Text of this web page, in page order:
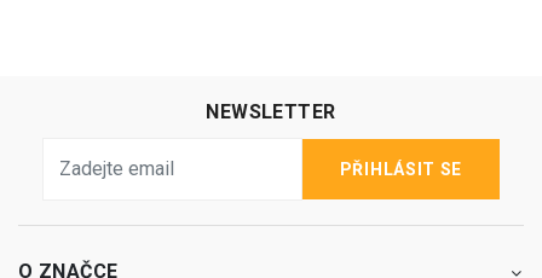
NEWSLETTER
PŘIHLÁSIT SE
O ZNAČCE